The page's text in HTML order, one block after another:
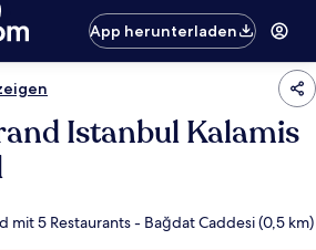
App herunterladen
Istanbul Kalamis
mit 5 Restaurants - Bağdat Caddesi (0,5 km)